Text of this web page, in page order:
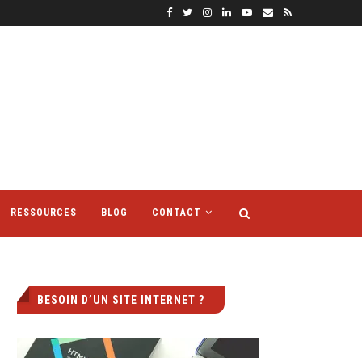
RESSOURCES BLOG CONTACT
BESOIN D’UN SITE INTERNET ?